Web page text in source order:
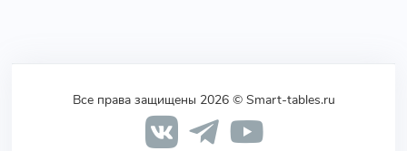
Все права защищены 2026 © Smart-tables.ru